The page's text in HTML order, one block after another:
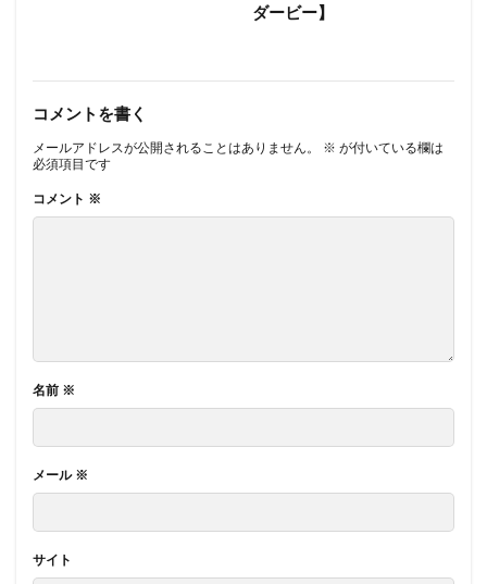
ダービー】
コメントを書く
メールアドレスが公開されることはありません。 ※ が付いている欄は
必須項目です
コメント ※
名前 ※
メール ※
サイト